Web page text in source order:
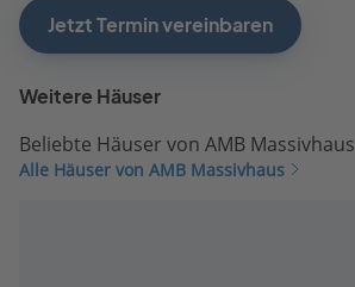
Jetzt Termin vereinbaren
Weitere Häuser
Beliebte Häuser von AMB Massivhaus
Alle Häuser von AMB Massivhaus